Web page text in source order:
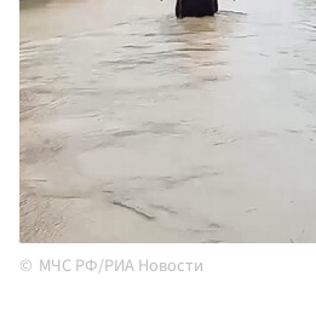
МЧС РФ/РИА Новости